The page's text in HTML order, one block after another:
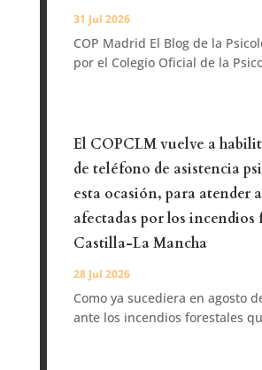
31 Jul 2026
COP Madrid El Blog de la
por el Colegio Oficial de la
El COPCLM vuelve a
de teléfono de asistencia
esta ocasión, para atender
afectadas por los incendios
Castilla-La Mancha
28 Jul 2026
Como ya sucediera en agosto
ante los incendios forestales